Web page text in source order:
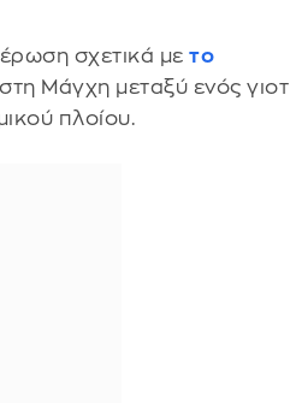
σχετικά μετο
στη Μάγχη μεταξύ ενός γιοτ
πλοίου.